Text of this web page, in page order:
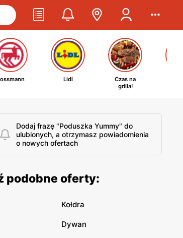
Lidl
Czas na
grilla!
Dodaj frazę "Poduszka Yummy" do
ulubionych, a otrzymasz powiadomienia
o nowych ofertach
podobne oferty:
Kołdra
Dywan